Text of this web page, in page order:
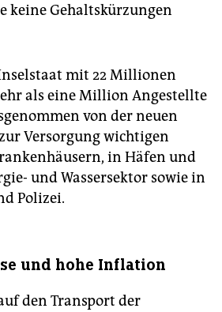
keine Gehaltskürzungen
mit 22 Millionen
als eine Million Angestellte
von der neuen
Versorgung wichtigen
in Häfen und
und Wassersektor sowie in
Polizei.
und hohe Inflation
den Transport der